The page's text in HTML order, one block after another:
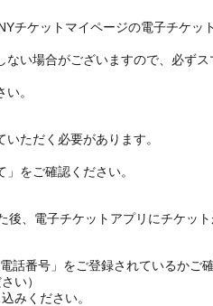
チケットマイページの電子チケッ
い場合がございますので、必ず
。
ただく必要があります。
をご確認ください。
、電子チケットアプリにチケット
話番号」をご登録されているかご確
い）
込みください。